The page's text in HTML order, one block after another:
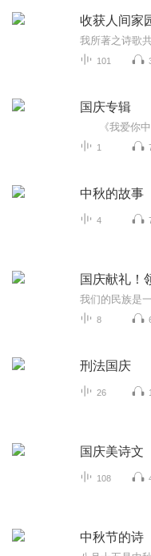
收获人间家
101
国庆专辑
1
中秋的故事
4
国庆献礼！
8
刑法国庆
26
国庆美诗文
108
中秋节的诗